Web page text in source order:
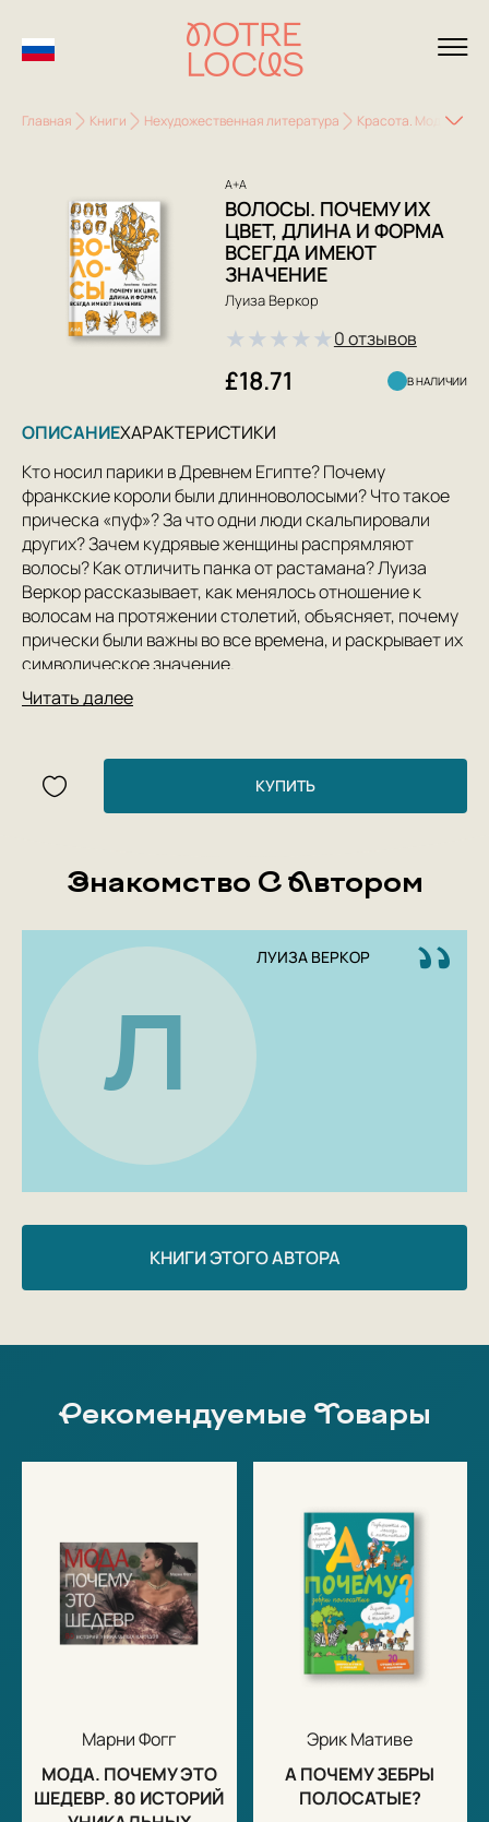
Главная Книги Нехудожественная литература Красота. Мода.
А+А
ВОЛОСЫ. ПОЧЕМУ ИХ
ЦВЕТ, ДЛИНА И ФОРМА
ВСЕГДА ИМЕЮТ
ЗНАЧЕНИЕ
Луиза Веркор
★★★★★0 отзывов
£18.71 В НАЛИЧИИ
ОПИСАНИЕХАРАКТЕРИСТИКИ
Кто носил парики в Древнем Египте? Почему
франкские короли были длинноволосыми? Что такое
прическа «пуф»? За что одни люди скальпировали
других? Зачем кудрявые женщины распрямляют
волосы? Как отличить панка от растамана? Луиза
Веркор рассказывает, как менялось отношение к
волосам на протяжении столетий, объясняет, почему
прически были важны во все времена, и раскрывает их
символическое значение.
Publishing House: А+А
Year: 2022
Number of pages: 112
Editor: Александра Устюжанина
Читать далее
КУПИТЬ
Знакомство С Автором
Л
ЛУИЗА ВЕРКОР
КНИГИ ЭТОГО АВТОРА
Рекомендуемые Товары
Марни Фогг
МОДА. ПОЧЕМУ ЭТО
ШЕДЕВР. 80 ИСТОРИЙ
Эрик Мативе
А ПОЧЕМУ ЗЕБРЫ
ПОЛОСАТЫЕ?